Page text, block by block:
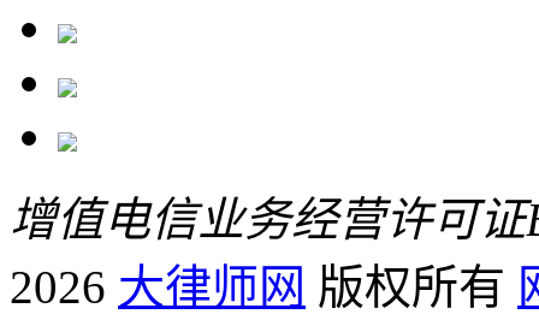
增值电信业务经营许可证
2026 大律师网 版权所有